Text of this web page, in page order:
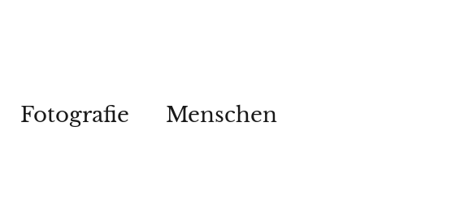
Fotografie Menschen